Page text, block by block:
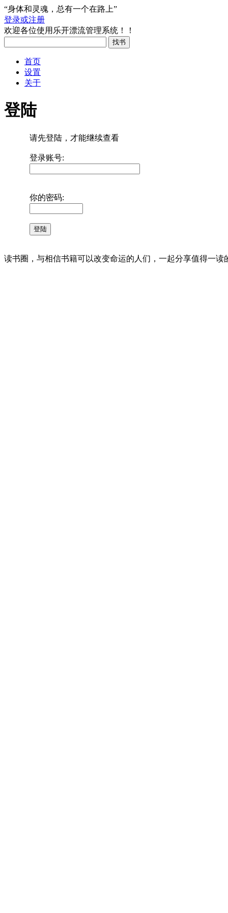
“身体和灵魂，总有一个在路上”
登录或注册
欢迎各位使用乐开漂流管理系统！！
首页
设置
关于
登陆
请先登陆，才能继续查看
登录账号:
你的密码:
读书圈，与相信书籍可以改变命运的人们，一起分享值得一读